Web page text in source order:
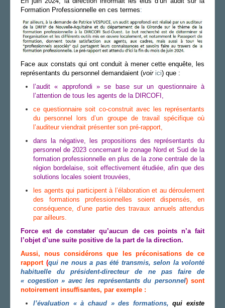
Formation Professionnelle en ces termes:
Face aux constats qui ont conduit à mener cette enquête, les
représentants du personnel demandaient (voir ici) que :
l’audit « approfondi » se base sur un questionnaire à
l’attention de tous les agents de la DIRCOFI,
ce questionnaire soit co-construit avec les représentants
du personnel lors d’un groupe de travail spécifique où
l’auditeur viendrait présenter son pré-rapport,
dans la négative, les propositions des représentants du
personnel de 2023 concernant le zonage Nord et Sud de la
formation professionnelle en plus de la zone centrale de la
région bordelaise, soit effectivement étudiée, afin que des
solutions locales soient trouvées,
les agents qui participent à l’élaboration et au déroulement
des formations professionnelles soient dispensés, en
conséquence, d’une partie des travaux annuels attendus
par ailleurs.
Force est de constater qu’aucun de ces points n’a fait
l’objet d’une suite positive de la part de la direction.
Aussi, nous considérons que les préconisations de ce
rapport (qui ne nous a pas été transmis, selon la volonté
habituelle du président-directeur de ne pas faire de
« cogestion » avec les représentants du personnel)sont
notoirement insuffisantes, par exemple :
l’évaluation « à chaud » des formations,qui existe